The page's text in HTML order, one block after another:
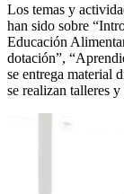
Los temas y
han sido sobre
Educación
dotación”,
se entrega material
se realizan talleres